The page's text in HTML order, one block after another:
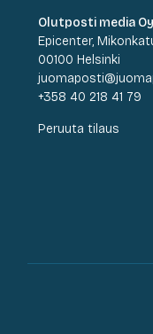
Olutposti media Oy
Epicenter,
00100 Helsinki
+358 40 218 41 79
Peruuta tilaus